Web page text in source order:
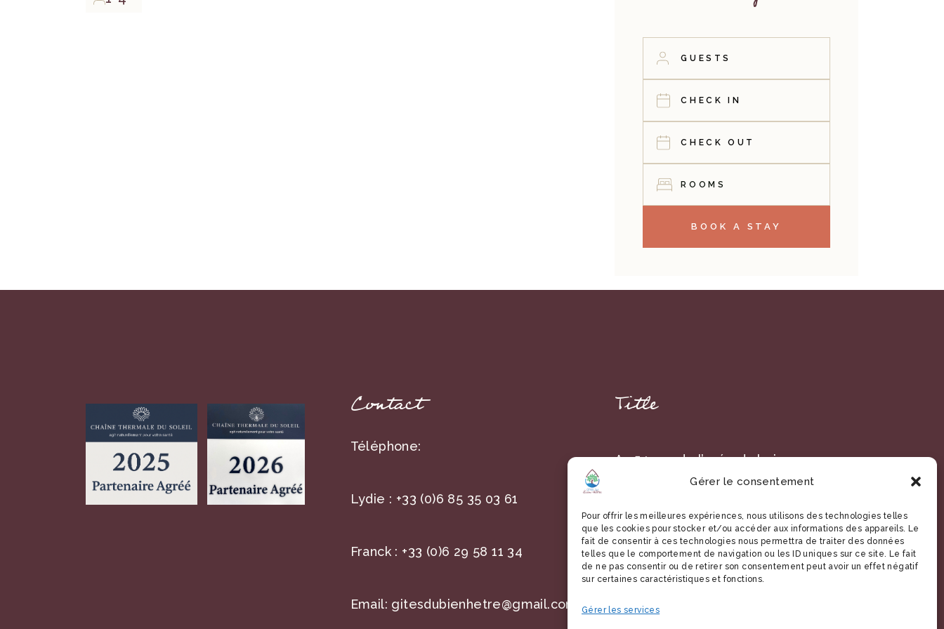
Gérer le consentement
Pour offrir les meilleures expériences, nous utilisons des technologies telles
que les cookies pour stocker et/ou accéder aux informations des appareils. Le
fait de consentir à ces technologies nous permettra de traiter des données
telles que le comportement de navigation ou les ID uniques sur ce site. Le fait
de ne pas consentir ou de retirer son consentement peut avoir un effet négatif
sur certaines caractéristiques et fonctions.
Gérer les services
ROOMS
BOOK A STAY
Contact
Téléphone:
Lydie : +33 (0)6 85 35 03 61
Franck : +33 (0)6 29 58 11 34
Email: gitesdubienhetre@gmail.com
Title
A : 54 rue de l’orée du bois
59230 Saint-Amand-Les-Eaux,
Hauts-de-France France